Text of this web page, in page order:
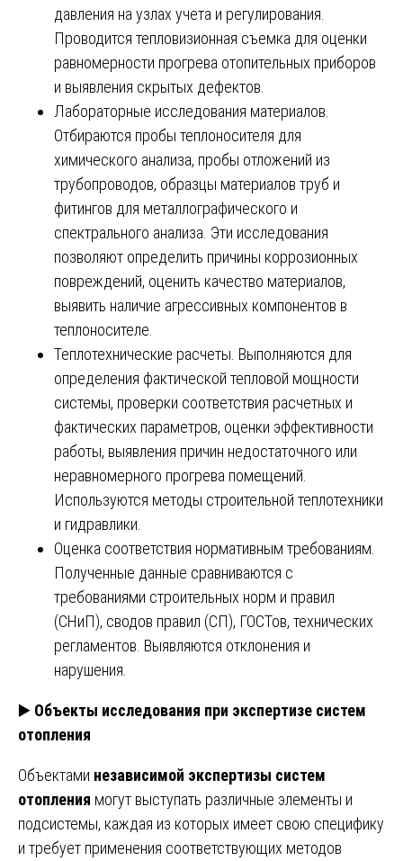
давления на узлах учета и регулирования.
Проводится тепловизионная съемка для оценки
равномерности прогрева отопительных приборов
и выявления скрытых дефектов.
Лабораторные исследования материалов.
Отбираются пробы теплоносителя для
химического анализа, пробы отложений из
трубопроводов, образцы материалов труб и
фитингов для металлографического и
спектрального анализа. Эти исследования
позволяют определить причины коррозионных
повреждений, оценить качество материалов,
выявить наличие агрессивных компонентов в
теплоносителе.
Теплотехнические расчеты. Выполняются для
определения фактической тепловой мощности
системы, проверки соответствия расчетных и
фактических параметров, оценки эффективности
работы, выявления причин недостаточного или
неравномерного прогрева помещений.
Используются методы строительной теплотехники
и гидравлики.
Оценка соответствия нормативным требованиям.
Полученные данные сравниваются с
требованиями строительных норм и правил
(СНиП), сводов правил (СП), ГОСТов, технических
регламентов. Выявляются отклонения и
нарушения.
▶️ Объекты исследования при экспертизе систем
отопления
Объектами независимой экспертизы систем
отопления могут выступать различные элементы и
подсистемы, каждая из которых имеет свою специфику
и требует применения соответствующих методов